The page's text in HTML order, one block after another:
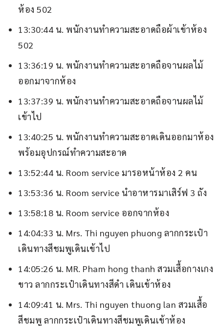
ห้อง 502
13:30:44 น. พนักงานทำความสะอาดถือผ้าเข้าห้อง
502
13:36:19 น. พนักงานทำความสะอาดถือจานผลไม้
ออกมาจากห้อง
13:37:39 น. พนักงานทำความสะอาดถือจานผลไม้
เข้าไป
13:40:25 น. พนักงานทำความสะอาดเดินออกมาห้อง
พร้อมอุปกรณ์ทำความสะอาด
13:52:44 น. Room service มารอหน้าห้อง 2 คน
13:53:36 น. Room service นำอาหารมาเสิร์ฟ 3 ถัง
13:58:18 น. Room service ออกจากห้อง
14:04:33 น. Mrs. Thi nguyen phuong ลากกระเป๋า
เดินทางสีชมพูเดินเข้าไป
14:05:26 น. MR. Pham hong thanh สวมเสื้อกางเกง
ขาว ลากกระเป๋าเดินทางสีดำ เดินเข้าห้อง
14:09:41 น. Mrs. Thi nguyen thuong lan สวมเสื้อ
สีชมพู ลากกระเป๋าเดินทางสีชมพูเดินเข้าห้อง